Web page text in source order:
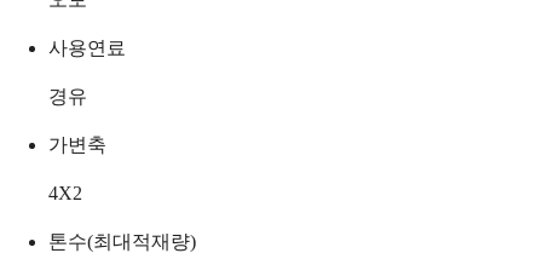
사용연료
경유
가변축
4X2
톤수(최대적재량)